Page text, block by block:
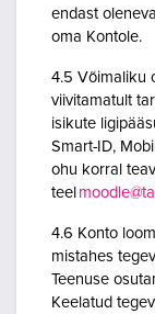
endast
oma Kontole.
4.5 Võimaliku
viivitamatult
isikute
Smart-ID,
ohu korral
teel
4.6 Konto
mistahes
Teenuse
Keelatud